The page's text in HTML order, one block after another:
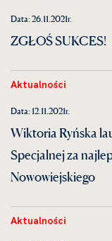
Data: 26.11.2021r.
ZGŁOŚ SUKCES!
Aktualności
Data: 12.11.2021r.
Wiktoria Ryńska
Specjalnej za
Nowowiejskiego
Aktualności